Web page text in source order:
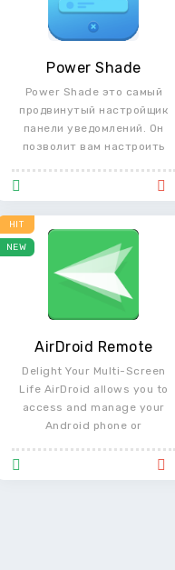
Power Shade
Power Shade это самый
продвинутый настройщик
панели уведомлений. Он
позволит вам настроить
AirDroid Remote
Delight Your Multi-Screen
Life AirDroid allows you to
access and manage your
Android phone or
HIT
NEW